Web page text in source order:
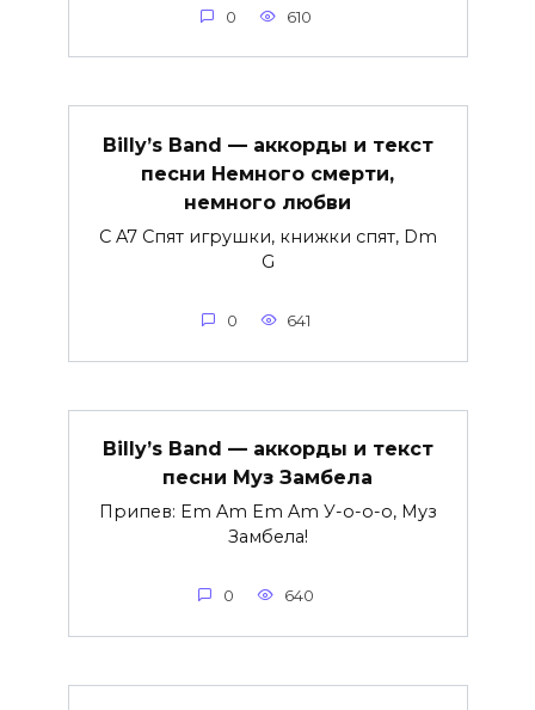
0 610
Billy’s Band — аккорды и текст
песни Немного смерти,
немного любви
C A7 Спят игрушки, книжки спят, Dm
G
0 641
Billy’s Band — аккорды и текст
песни Муз Замбела
Припев: Em Am Em Am У-о-о-о, Муз
Замбела!
0 640